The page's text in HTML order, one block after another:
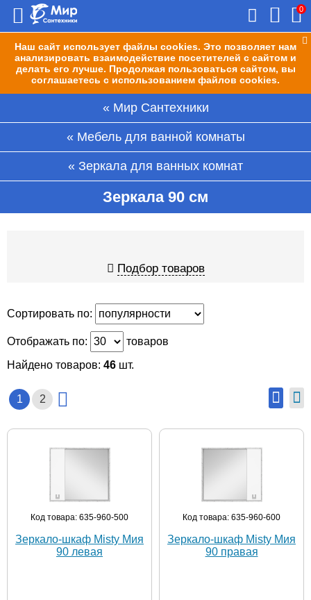
Наш сайт использует файлы cookies. Это позволяет нам
анализировать взаимодействие посетителей с сайтом и
делать его лучше. Продолжая пользоваться сайтом, вы
соглашаетесь с использованием файлов cookies.
0
Мир Сантехники
Мебель для ванной комнаты
Зеркала для ванных комнат
Зеркала 90 см
Подбор товаров
Сортировать по:
Отображать по:
товаров
Найдено товаров: 46 шт.
1 2
Код товара: 635-960-500
Зеркало-шкаф Misty Мия
90 левая
Код товара: 635-960-600
Зеркало-шкаф Misty Мия
90 правая